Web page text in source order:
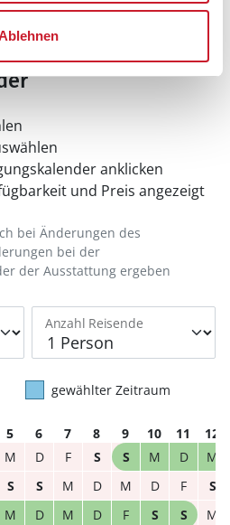
anklicken
und Preis angezeigt
Anzahl Reisende
bei Änderungen des
bei der
der Ausstattung ergeben
gewählter Zeitraum
5 6 7 8 9 10 11
12
M D F S S M D
M
S S M D M D F
S
M D M D F S S
M